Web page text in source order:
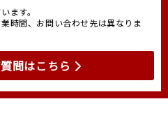
ます。
時間、お問い合わせ先は異なりま
問はこちら